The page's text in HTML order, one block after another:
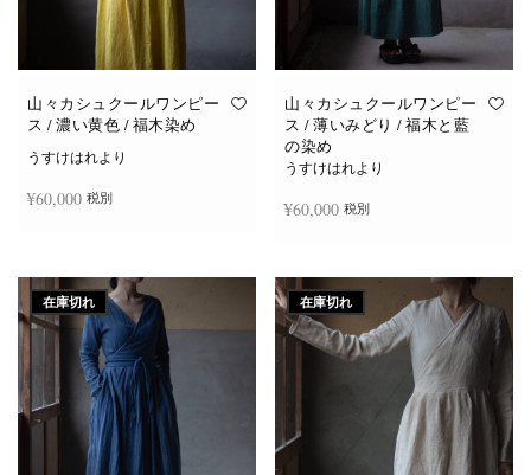
山々カシュクールワンピー
ス / 濃い黄色 / 福木染め
うすけはれより
¥60,000 税別
山々カシュクールワンピー
ス / 薄いみどり / 福木と藍
の染め
うすけはれより
¥60,000 税別
在庫切れ 在庫切れ